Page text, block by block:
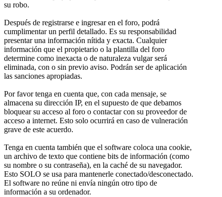
su robo.
Después de registrarse e ingresar en el foro, podrá
cumplimentar un perfil detallado. Es su responsabilidad
presentar una información nítida y exacta. Cualquier
información que el propietario o la plantilla del foro
determine como inexacta o de naturaleza vulgar será
eliminada, con o sin previo aviso. Podrán ser de aplicación
las sanciones apropiadas.
Por favor tenga en cuenta que, con cada mensaje, se
almacena su dirección IP, en el supuesto de que debamos
bloquear su acceso al foro o contactar con su proveedor de
acceso a internet. Esto solo ocurrirá en caso de vulneración
grave de este acuerdo.
Tenga en cuenta también que el software coloca una cookie,
un archivo de texto que contiene bits de información (como
su nombre o su contraseña), en la caché de su navegador.
Esto SOLO se usa para mantenerle conectado/desconectado.
El software no reúne ni envía ningún otro tipo de
información a su ordenador.